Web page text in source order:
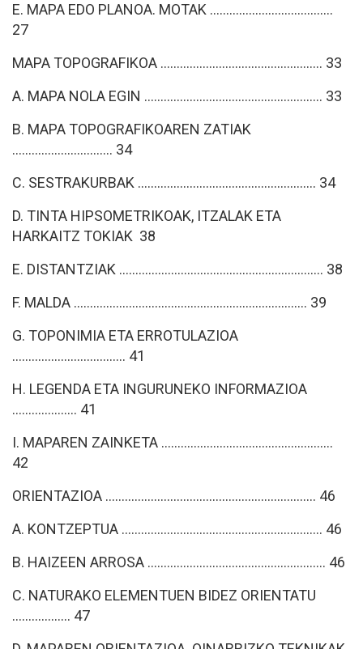
E. MAPA EDO PLANOA. MOTAK ......................................
27
MAPA TOPOGRAFIKOA .................................................. 33
A. MAPA NOLA EGIN ....................................................... 33
B. MAPA TOPOGRAFIKOAREN ZATIAK
............................... 34
C. SESTRAKURBAK ....................................................... 34
D. TINTA HIPSOMETRIKOAK, ITZALAK ETA
HARKAITZ TOKIAK 38
E. DISTANTZIAK ............................................................... 38
F. MALDA ........................................................................ 39
G. TOPONIMIA ETA ERROTULAZIOA
................................... 41
H. LEGENDA ETA INGURUNEKO INFORMAZIOA
.................... 41
I. MAPAREN ZAINKETA .....................................................
42
ORIENTAZIOA ................................................................. 46
A. KONTZEPTUA .............................................................. 46
B. HAIZEEN ARROSA ....................................................... 46
C. NATURAKO ELEMENTUEN BIDEZ ORIENTATU
.................. 47